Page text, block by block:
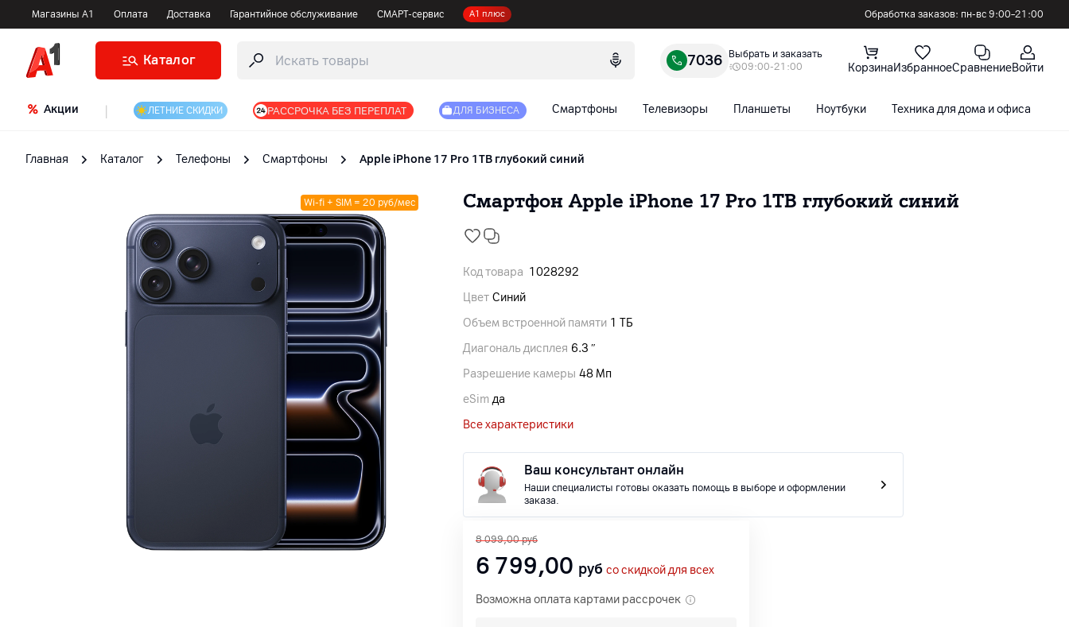
Магазины А1 Оплата Доставка Гарантийное обслуживание СМАРТ-сервис А1 плюс Обработка заказов: пн-вс 9:00–21:00
Каталог 7036
Выбрать и заказать
09:00-21:00
КорзинаИзбранноеСравнениеВойти
Акции ЛЕТНИЕ СКИДКИ РАССРОЧКА БЕЗ ПЕРЕПЛАТ ДЛЯ БИЗНЕСА Смартфоны Телевизоры Планшеты Ноутбуки Техника для дома и офиса
Главная Каталог Телефоны Смартфоны Apple iPhone 17 Pro 1TB глубокий синий
Wi-fi + SIM = 20 руб/мес Смартфон Apple iPhone 17 Pro 1TB глубокий синий
Код товара 1028292
Цвет Синий
Объем встроенной памяти 1 ТБ
Диагональ дисплея 6.3 ″
Разрешение камеры 48 Мп
eSim да
Все характеристики
Ваш консультант онлайн
Наши специалисты готовы оказать помощь в выборе и оформлении
заказа.
8 099,00 руб
6 799,00 руб со скидкой для всех
Возможна оплата картами рассрочек